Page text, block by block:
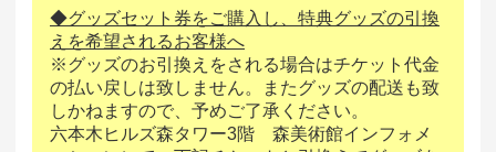
◆グッズセット券をご購入し、特典グッズの引換
えを希望されるお客様へ
※グッズのお引換えをされる場合はチケット代金
の払い戻しは致しません。またグッズの配送も致
しかねますので、予めご了承ください。
六本木ヒルズ森タワー3階 森美術館インフォメ